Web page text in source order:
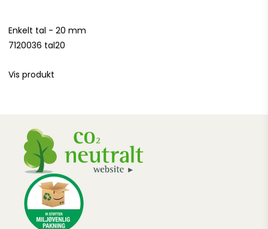
Enkelt tal - 20 mm
7120036 tal20
Vis produkt